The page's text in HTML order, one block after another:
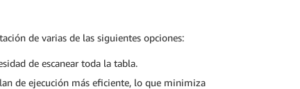
de varias de las siguientes opciones:
de escanear toda la tabla.
de ejecución más eficiente, lo que minimiza